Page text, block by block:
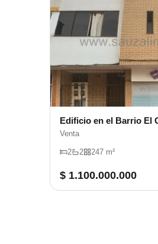
Edificio en el Barrio El
Venta
2 2 247 m²
$ 1.100.000.000